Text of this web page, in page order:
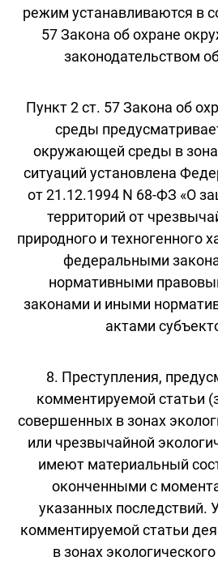
режим устанавливаются в
57 Закона об охране
законодательством
Пункт 2 ст. 57 Закона об
среды
окружающей среды в
ситуаций установлена
от 21.12.1994 N 68-ФЗ «О
территорий от
природного и техногенного
федеральными
нормативными
законами и иными
актами
8. Преступления,
комментируемой статьи
совершенных в зонах
или чрезвычайной
имеют материальный
оконченными с
указанных последствий.
комментируемой статьи
в зонах